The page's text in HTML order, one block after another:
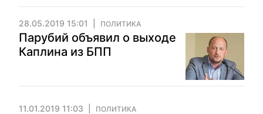
28.05.2019 15:01 ПОЛИТИКА
Парубий объявил о выходе
Каплина из БПП
11.01.2019 11:03 ПОЛИТИКА